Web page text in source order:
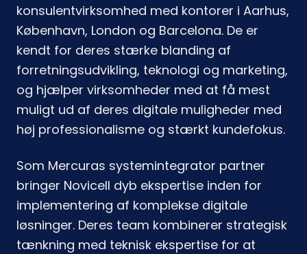
konsulentvirksomhed med kontorer i Aarhus,
København, London og Barcelona. De er
kendt for deres stærke blanding af
forretningsudvikling, teknologi og marketing,
og hjælper virksomheder med at få mest
muligt ud af deres digitale muligheder med
høj professionalisme og stærkt kundefokus.
Som Mercuras systemintegrator partner
bringer Novicell dyb ekspertise inden for
implementering af komplekse digitale
løsninger. Deres team kombinerer strategisk
tænkning med teknisk ekspertise for at